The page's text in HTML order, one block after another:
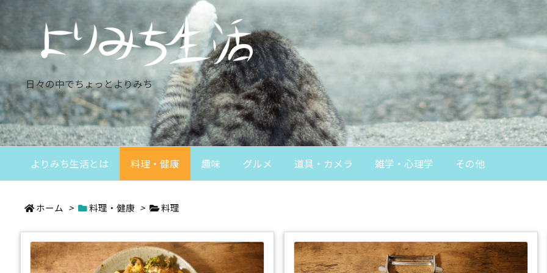
日々の中でちょっとよりみち
よりみち生活とは 料理・健康 趣味 グルメ 道具・カメラ 雑学・心理学 その他
ホーム > 料理・健康 > 料理